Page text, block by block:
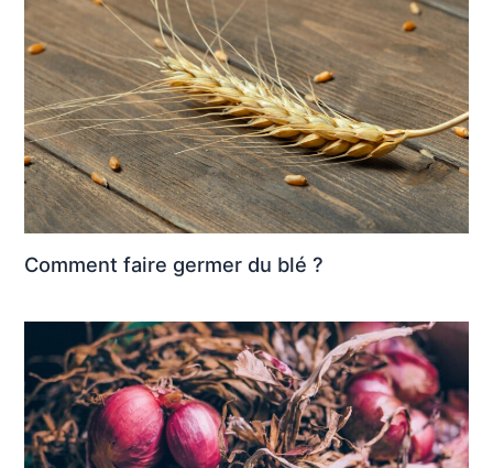
Comment faire germer du blé ?